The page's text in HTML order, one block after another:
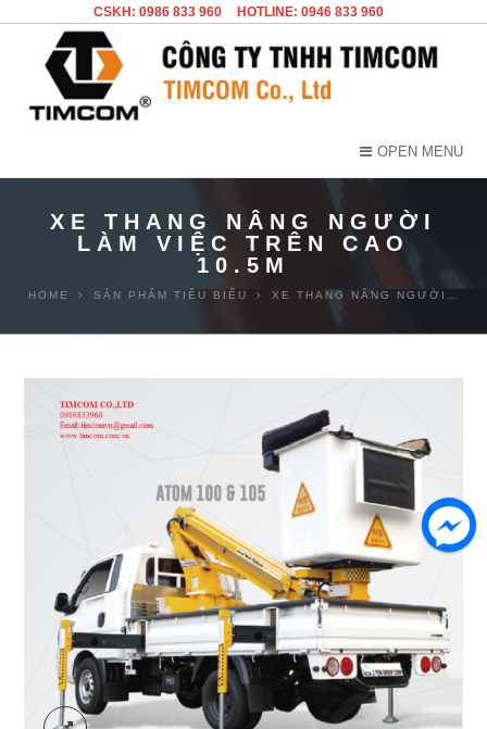
CSKH: 0986 833 960 HOTLINE: 0946 833 960
OPEN MENU
XE THANG NÂNG NGƯỜI
LÀM VIỆC TRÊN CAO
10.5M
HOME SẢN PHẨM TIÊU BIỂU XE THANG NÂNG NGƯỜI…